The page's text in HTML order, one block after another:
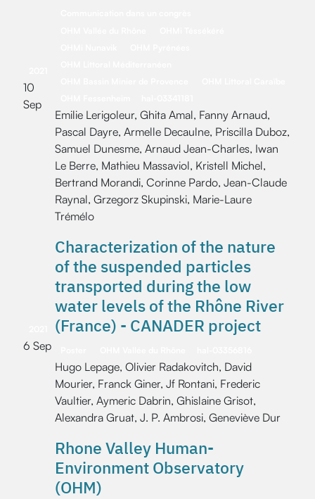
10
Sep
Emilie Lerigoleur, Ghita Amal, Fanny Arnaud,
Pascal Dayre, Armelle Decaulne, Priscilla Duboz,
Samuel Dunesme, Arnaud Jean-Charles, Iwan
Le Berre, Mathieu Massaviol, Kristell Michel,
Bertrand Morandi, Corinne Pardo, Jean-Claude
Raynal, Grzegorz Skupinski, Marie-Laure
Trémélo
6 Sep
Characterization of the nature
of the suspended particles
transported during the low
water levels of the Rhône River
(France) - CANADER project
Hugo Lepage, Olivier Radakovitch, David
Mourier, Franck Giner, Jf Rontani, Frederic
Vaultier, Aymeric Dabrin, Ghislaine Grisot,
Alexandra Gruat, J. P. Ambrosi, Geneviève Dur
Rhone Valley Human-
Environment Observatory
(OHM)